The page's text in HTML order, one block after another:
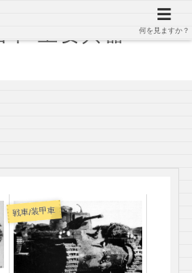
戦車/装甲車
何を見ますか？